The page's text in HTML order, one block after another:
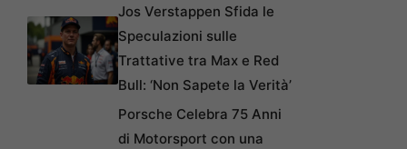
Jos Verstappen Sfida le
Speculazioni sulle
Trattative tra Max e Red
Bull: ‘Non Sapete la Verità’
Porsche Celebra 75 Anni
di Motorsport con una